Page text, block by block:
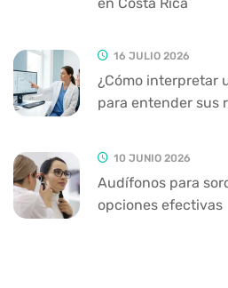
16 JULIO 2026
¿Cómo interpretar
para entender sus
10 JUNIO 2026
Audífonos para
opciones efectivas